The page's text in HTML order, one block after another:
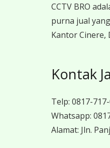
CCTV BRO
purna jual
Kantor Cinere,
Kontak
Telp: 0817-
Whatsapp:
Alamat: Jln.